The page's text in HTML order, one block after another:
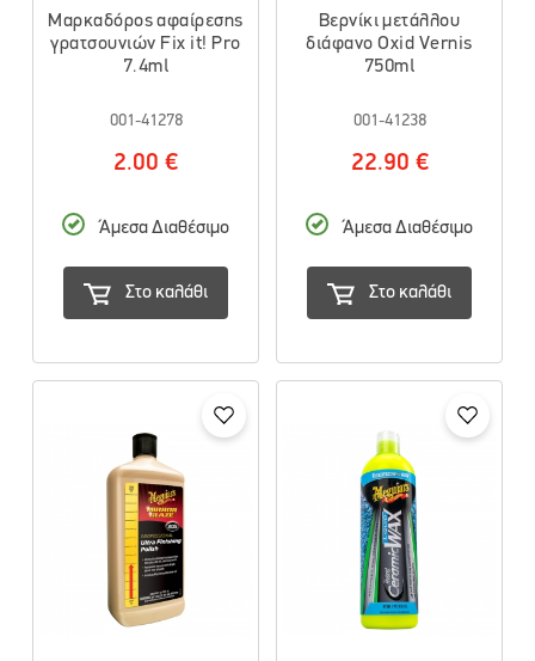
Μαρκαδόρος αφαίρεσης
γρατσουνιών Fix it! Pro
7.4ml
001-41278
2.00 €
Άμεσα Διαθέσιμο
Στο καλάθι
Βερνίκι μετάλλου
διάφανο Oxid Vernis
750ml
001-41238
22.90 €
Άμεσα Διαθέσιμο
Στο καλάθι